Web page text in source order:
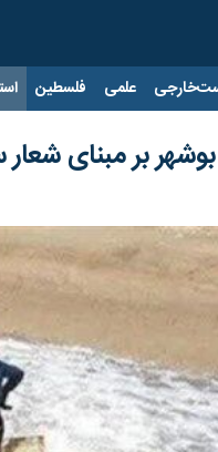
علمی فلسطین
بوشهر بر مبنای